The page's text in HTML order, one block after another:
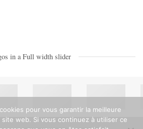
in a Full width slider
pour vous garantir la meilleure
web. Si vous continuez à utiliser ce